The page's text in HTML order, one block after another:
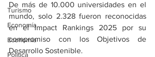
Turismo
Economía
Economía
Política
De más de 10.000 universidades en el
mundo, solo 2.328 fueron reconocidas
en el Impact Rankings 2025 por su
compromiso con los Objetivos de
Desarrollo Sostenible.